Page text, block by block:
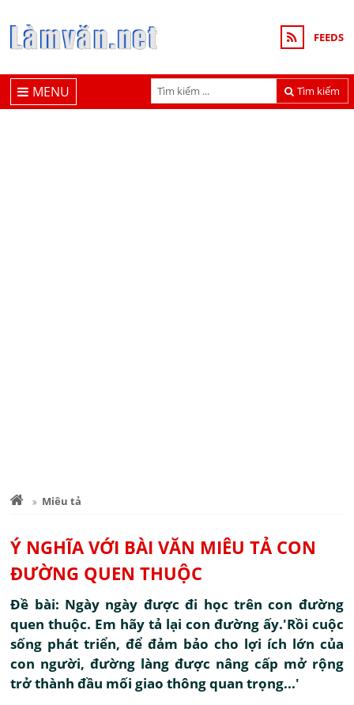
FEEDS
Tìm kiếm
MENU
Miêu tả
Ý NGHĨA VỚI BÀI VĂN MIÊU TẢ CON
ĐƯỜNG QUEN THUỘC
Đề bài: Ngày ngày được đi học trên con đường
quen thuộc. Em hãy tả lại con đường ấy.'Rồi cuộc
sống phát triển, để đảm bảo cho lợi ích lớn của
con người, đường làng được nâng cấp mở rộng
trở thành đầu mối giao thông quan trọng...'